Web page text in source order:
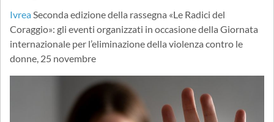
Ivrea Seconda edizione della rassegna «Le Radici del
Coraggio»: gli eventi organizzati in occasione della Giornata
internazionale per l’eliminazione della violenza contro le
donne, 25 novembre